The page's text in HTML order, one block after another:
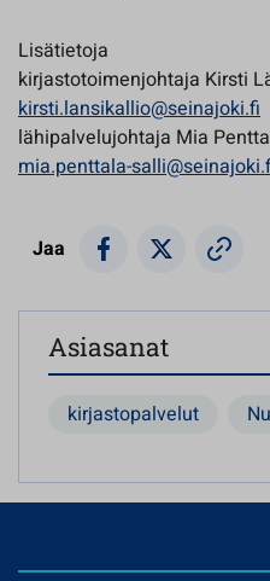
Lisätietoja
kirjastotoimenjohtaja Kirsti
kirsti.lansikallio@seinajoki.fi
lähipalvelujohtaja Mia
mia.penttala-
Jaa
Asiasanat
kirjastopalvelut